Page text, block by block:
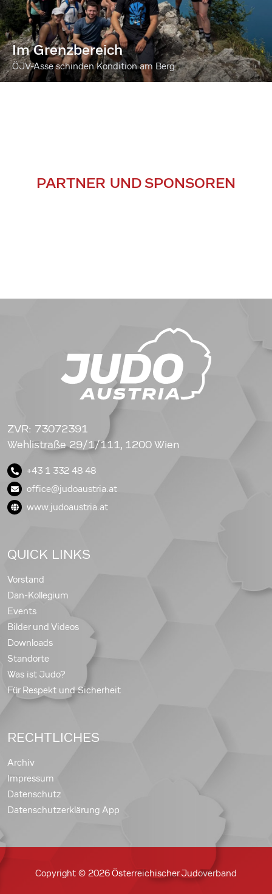
Im Grenzbereich
ÖJV-Asse schinden Kondition am Berg
PARTNER UND SPONSOREN
ZVR: 73072391
Wehlistraße 29/1/111, 1200 Wien
+43 1 332 48 48
office@judoaustria.at
www.judoaustria.at
QUICK LINKS
Vorstand
Dan-Kollegium
Events
Bilder und Videos
Downloads
Standorte
Was ist Judo?
Für Respekt und Sicherheit
RECHTLICHES
Archiv
Impressum
Datenschutz
Datenschutzerklärung App
Copyright © 2026 Österreichischer Judoverband